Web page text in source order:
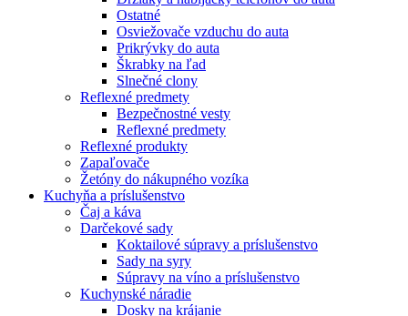
Ostatné
Osviežovače vzduchu do auta
Prikrývky do auta
Škrabky na ľad
Slnečné clony
Reflexné predmety
Bezpečnostné vesty
Reflexné predmety
Reflexné produkty
Zapaľovače
Žetóny do nákupného vozíka
Kuchyňa a príslušenstvo
Čaj a káva
Darčekové sady
Koktailové súpravy a príslušenstvo
Sady na syry
Súpravy na víno a príslušenstvo
Kuchynské náradie
Dosky na krájanie